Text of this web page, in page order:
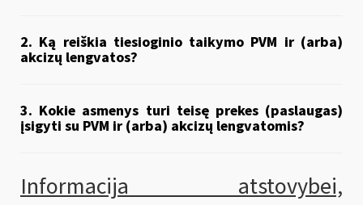
2. Ką reiškia tiesioginio taikymo PVM ir (arba)
akcizų lengvatos?
3. Kokie asmenys turi teisę prekes (paslaugas)
įsigyti su PVM ir (arba) akcizų lengvatomis?
Informacija atstovybei,